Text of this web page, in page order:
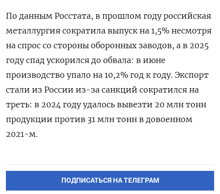
По данным Росстата, в прошлом году российская
металлургия сократила выпуск на 1,5% несмотря
на спрос со стороны оборонных заводов, а в 2025
году спад ускорился до обвала: в июне
производство упало на 10,2% год к году. Экспорт
стали из России из-за санкций сократился на
треть: в 2024 году удалось вывезти 20 млн тонн
продукции против 31 млн тонн в довоенном
2021-м.
ПОДПИСАТЬСЯ НА ТЕЛЕГРАМ